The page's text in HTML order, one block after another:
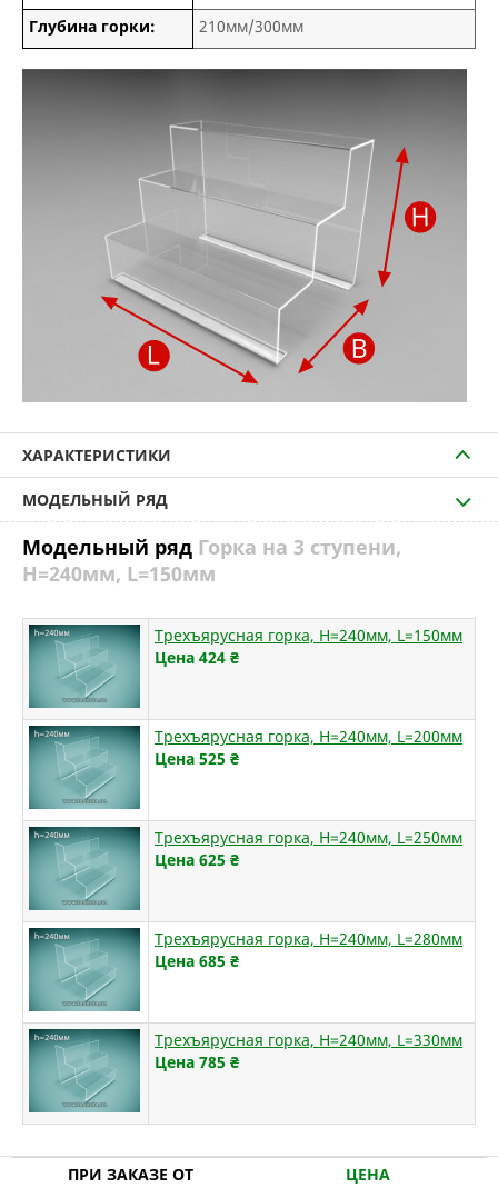
Глубина горки:
210мм/300мм
ХАРАКТЕРИСТИКИ
МОДЕЛЬНЫЙ РЯД
Модельный ряд Горка на 3 ступени,
H=240мм, L=150мм
Трехъярусная горка, H=240мм, L=150мм
Цена 424 ₴
Трехъярусная горка, H=240мм, L=200мм
Цена 525 ₴
Трехъярусная горка, H=240мм, L=250мм
Цена 625 ₴
Трехъярусная горка, H=240мм, L=280мм
Цена 685 ₴
Трехъярусная горка, H=240мм, L=330мм
Цена 785 ₴
ПРИ ЗАКАЗЕ ОТ ЦЕНА